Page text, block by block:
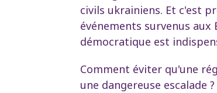
civils ukrainiens. Et c'est
événements survenus
démocratique est
Comment éviter qu'une
une dangereuse